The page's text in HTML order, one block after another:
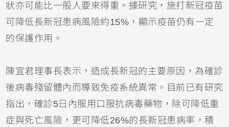
狀亦可能比一般人要來得重。據研究，施打新冠疫苗
可降低長新冠患病風險約15%，顯示疫苗仍有一定
的保護作用。
陳宜君理事長表示，造成長新冠的主要原因，為確診
後病毒殘留體內而導致免疫系統異常。目前已有研究
指出，確診5日內服用口服抗病毒藥物，除可降低重
症與死亡風險，更可降低26%的長新冠患病率，積